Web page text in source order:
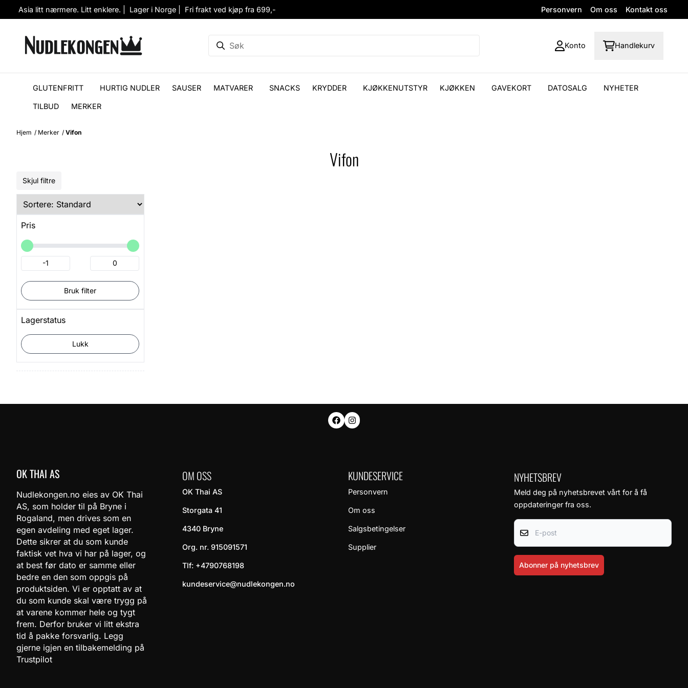
Hopp til innhold
Asia litt nærmere. Litt enklere. | Lager i Norge | Fri frakt ved kjøp fra 699,- Personvern Om oss Kontakt oss
Konto Handlekurv
GLUTENFRITT HURTIG NUDLER SAUSER MATVARER SNACKS KRYDDER KJØKKENUTSTYR KJØKKEN GAVEKORT DATOSALG NYHETER
TILBUD MERKER
Hjem / Merker / Vifon
Vifon
Skjul filtre
Pris
Bruk filter
Lagerstatus
Lukk
OK THAI AS
Nudlekongen.no eies av OK Thai
AS, som holder til på Bryne i
Rogaland, men drives som en
egen avdeling med eget lager.
Dette sikrer at du som kunde
faktisk vet hva vi har på lager, og
at best før dato er samme eller
bedre en den som oppgis på
produktsiden. Vi er opptatt av at
du som kunde skal være trygg på
at varene kommer hele og tygt
frem. Derfor bruker vi litt ekstra
tid å pakke forsvarlig. Legg
gjerne igjen en tilbakemelding på
Trustpilot
OM OSS
OK Thai AS
Storgata 41
4340 Bryne
Org. nr. 915091571
Tlf: +4790768198
kundeservice@nudlekongen.no
KUNDESERVICE
Personvern
Om oss
Salgsbetingelser
Supplier
NYHETSBREV
Meld deg på nyhetsbrevet vårt for å få
oppdateringer fra oss.
E-post
Abonner på nyhetsbrev